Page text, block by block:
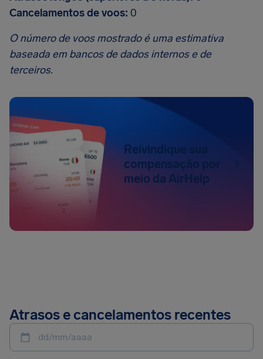
Cancelamentos de voos: 0
O número de voos mostrado é uma estimativa
baseada em bancos de dados internos e de
terceiros.
Reivindique sua
compensação por
meio da AirHelp
Atrasos e cancelamentos recentes
dd/mm/aaaa